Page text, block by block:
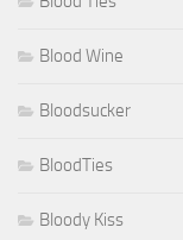
Blood Wine
Bloodsucker
BloodTies
Bloody Kiss